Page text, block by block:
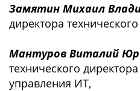
Замятин Михаил
директора
Мантуров Виталий
технического
управления ИТ,